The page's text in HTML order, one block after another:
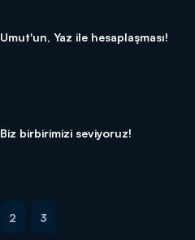
Umut'un, Yaz ile hesaplaşması!
Biz birbirimizi seviyoruz!
2 3